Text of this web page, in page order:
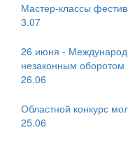
Мастер-классы
3.07
26 июня -
незаконным оборотом
26.06
Областной конкурс
25.06